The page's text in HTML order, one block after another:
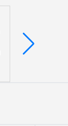
deras